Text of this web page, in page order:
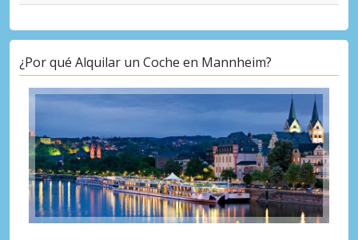
¿Por qué Alquilar un Coche en Mannheim?